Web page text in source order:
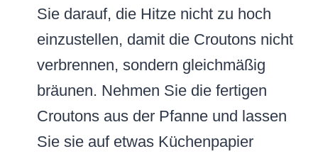
Sie darauf, die Hitze nicht zu hoch
einzustellen, damit die Croutons nicht
verbrennen, sondern gleichmäßig
bräunen. Nehmen Sie die fertigen
Croutons aus der Pfanne und lassen
Sie sie auf etwas Küchenpapier